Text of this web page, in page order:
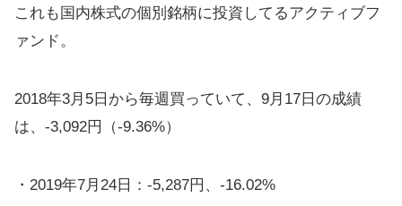
これも国内株式の個別銘柄に投資してるアクティブフ
ァンド。
2018年3月5日から毎週買っていて、9月17日の成績
は、-3,092円（-9.36%）
・2019年7月24日：-5,287円、-16.02%